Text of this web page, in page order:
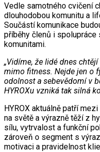
Vedle samotného cvičení
dlouhodobou komunitu a
Součástí komunikace
příběhy členů i
komunitami.
„Vidíme, že lidé dnes
mimo fitness. Nejde jen o
odolnost a sebevědomí v
HYROXu vzniká tak silná
HYROX aktuálně patří
na světě a výrazně těží z
sílu, vytrvalost a funkční
zároveň o segment s
motivaci a pravidelnost